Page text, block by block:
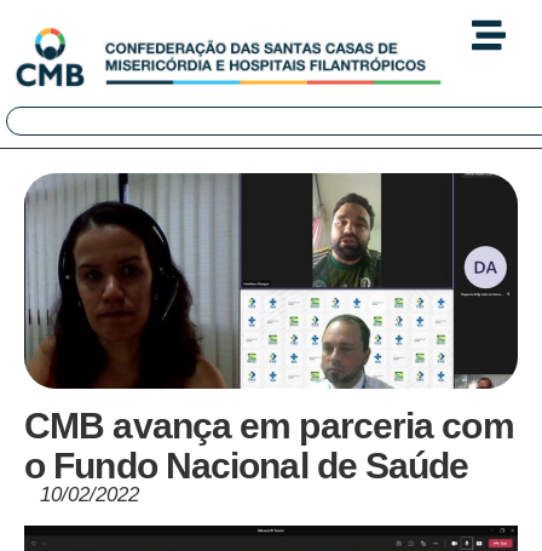
CMB avança em parceria com
o Fundo Nacional de Saúde
10/02/2022